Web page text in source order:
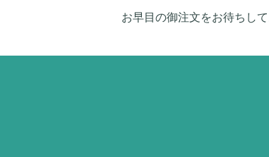
お早目の御注文をお待ちして